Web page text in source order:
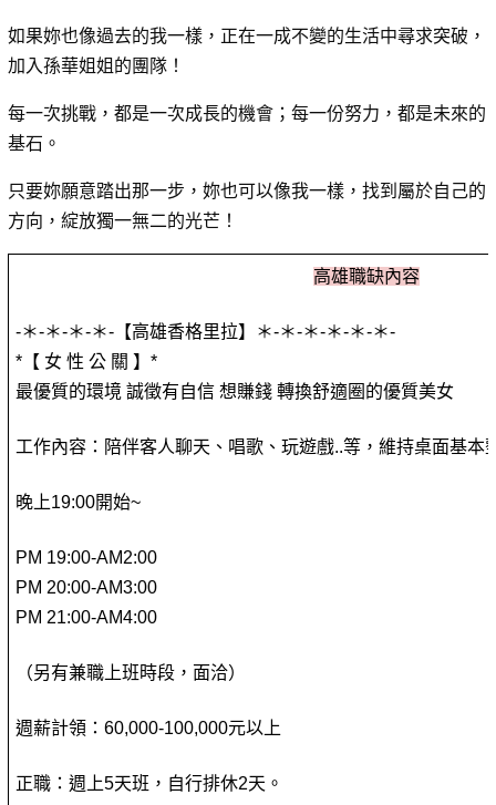
如果妳也像過去的我一樣，正在一成不變的生活中尋求突破，
加入孫華姐姐的團隊！
每一次挑戰，都是一次成長的機會；每一份努力，都是未來的
基石。
只要妳願意踏出那一步，妳也可以像我一樣，找到屬於自己的
方向，綻放獨一無二的光芒！
高雄職缺內容
-＊-＊-＊-＊-【高雄香格里拉】＊-＊-＊-＊-＊-＊-
*【 女 性 公 關 】*
最優質的環境 誠徵有自信 想賺錢 轉換舒適圈的優質美女
工作內容：陪伴客人聊天、唱歌、玩遊戲..等，維持桌面基本
晚上19:00開始~
PM 19:00-AM2:00
PM 20:00-AM3:00
PM 21:00-AM4:00
（另有兼職上班時段，面洽）
週薪計領：60,000-100,000元以上
正職：週上5天班，自行排休2天。